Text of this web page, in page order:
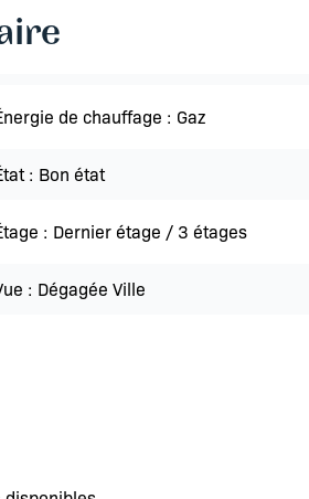
de chauffage Gaz
Bon état
Dernier étage / 3 étages
Dégagée Ville